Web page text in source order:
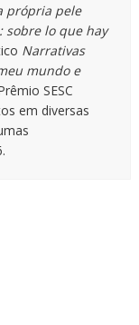
própria pele
sobre lo que hay
Narrativas
mundo e
SESC
em diversas